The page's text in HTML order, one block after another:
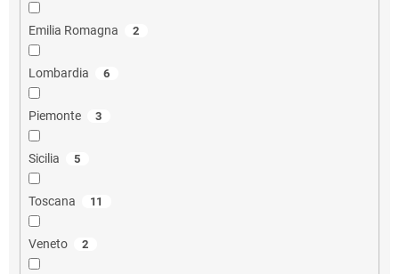
Emilia Romagna 2
Lombardia 6
Piemonte 3
Sicilia 5
Toscana 11
Veneto 2